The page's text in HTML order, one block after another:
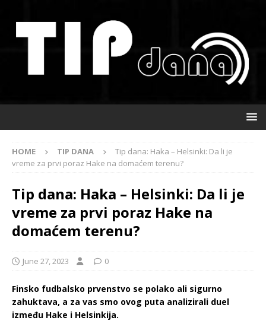
HOME TIP DANA
Tip dana: Haka – Helsinki: Da li je
vreme za prvi poraz Hake na domaćem terenu?
Tip dana: Haka – Helsinki: Da li je
vreme za prvi poraz Hake na
domaćem terenu?
June 27, 2023 0
Finsko fudbalsko prvenstvo se polako ali sigurno
zahuktava, a za vas smo ovog puta analizirali duel
između Hake i Helsinkija.